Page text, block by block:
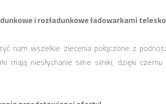
i rozładunkowe ładowarkami
nam wszelkie zlecenia połączone z
mają niesłychanie silne silniki, dzięki